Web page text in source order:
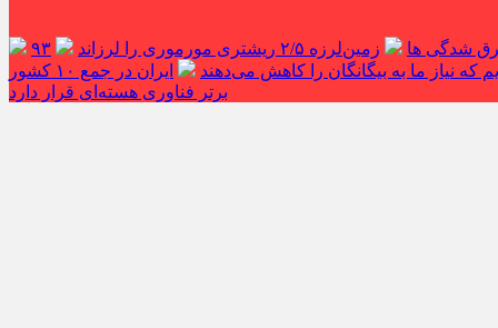
شدگی ها زمین‌لرزه ۲/۵ ریشتری مورموری را لرزاند
۹۳
که نیاز ما به بیگانگان را کاهش می‌دهند
ایران در جمع ۱۰ کشور
برتر فناوری هسته‌ای قرار دارد